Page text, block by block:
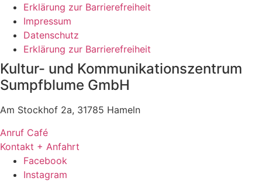
Erklärung zur Barrierefreiheit
Impressum
Datenschutz
Erklärung zur Barrierefreiheit
Kultur- und Kommunikationszentrum
Sumpfblume GmbH
Am Stockhof 2a, 31785 Hameln
Anruf Café
Kontakt + Anfahrt
Facebook
Instagram